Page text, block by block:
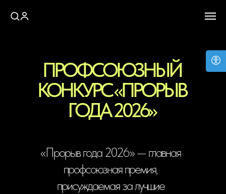
«Прорыв года 2026» — главная
профсоюзная премия,
присуждаемая за лучшие
ПРОФСОЮЗНЫЙ
КОНКУРС «ПРОРЫВ
ГОДА 2026»